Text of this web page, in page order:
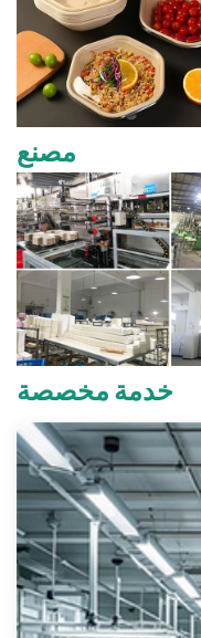
مصنع
خدمة مخصصة